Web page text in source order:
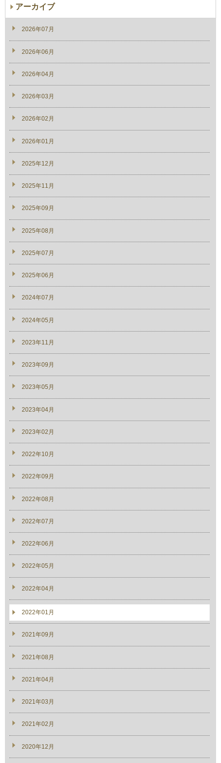
アーカイブ
2026年07月
2026年06月
2026年04月
2026年03月
2026年02月
2026年01月
2025年12月
2025年11月
2025年09月
2025年08月
2025年07月
2025年06月
2024年07月
2024年05月
2023年11月
2023年09月
2023年05月
2023年04月
2023年02月
2022年10月
2022年09月
2022年08月
2022年07月
2022年06月
2022年05月
2022年04月
2022年01月
2021年09月
2021年08月
2021年04月
2021年03月
2021年02月
2020年12月